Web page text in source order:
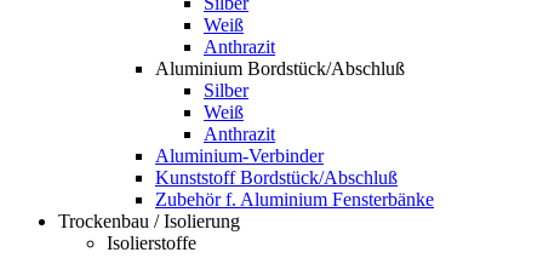
Weiß
Anthrazit
Aluminium Bordstück/Abschluß
Silber
Weiß
Anthrazit
Aluminium-Verbinder
Kunststoff Bordstück/Abschluß
Zubehör f. Aluminium Fensterbänke
Trockenbau / Isolierung
Isolierstoffe